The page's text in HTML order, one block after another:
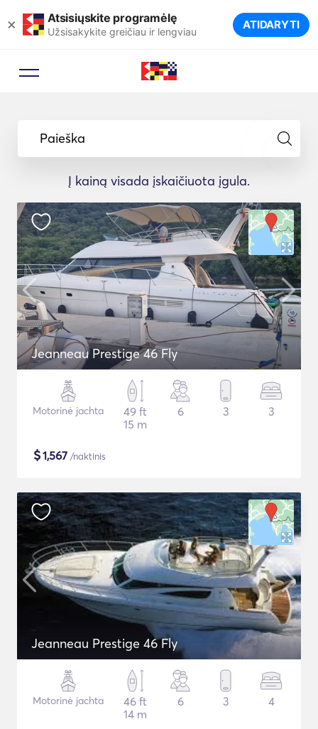
× Atsisiųskite programėlę
Užsisakykite greičiau ir lengviau ATIDARYTI
Paieška
Į kainą visada įskaičiuota įgula.
Jeanneau Prestige 46 Fly
Motorinė jachta
49 ft
15 m
6 3 3
$1,567 /naktinis
Jeanneau Prestige 46 Fly
Motorinė jachta
46 ft
14 m
6 3 4